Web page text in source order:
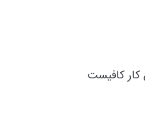
کافیست